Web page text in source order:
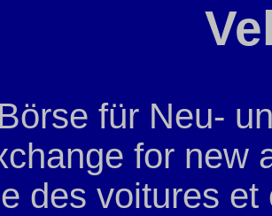
Börse für Neu-
for new
des voitures